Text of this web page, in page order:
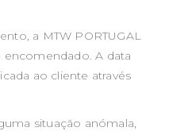
a MTW PORTUGAL
A data
ao cliente através
situação anómala,